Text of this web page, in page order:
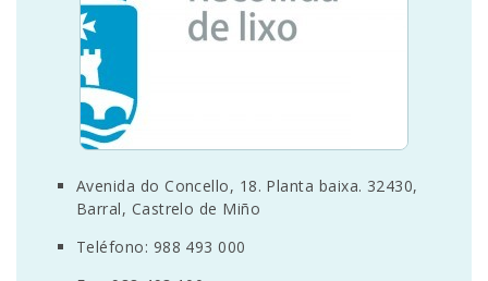
SEDE ELECTRÓNICA
CÓNTANOS
Avenida do Concello, 18. Planta baixa. 32430,
Barral, Castrelo de Miño
Teléfono: 988 493 000